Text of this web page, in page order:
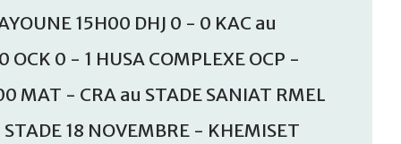
15H00 DHJ 0 - 0 KAC au
OCK 0 - 1 HUSA COMPLEXE OCP -
MAT - CRA au STADE SANIAT RMEL
18 NOVEMBRE - KHEMISET